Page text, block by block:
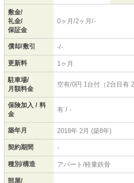
敷金/
礼金/
保証金
0ヶ月/2ヶ月/-
償却/敷引 -/-
更新料 1ヶ月
駐車場/
月額料金
空有/0円 1台付（2台目有
保険加入 / 料
金
有 / -
築年月 2018年 2月 (築8年)
契約期間 -
種別/構造 アパート/軽量鉄骨
部屋/